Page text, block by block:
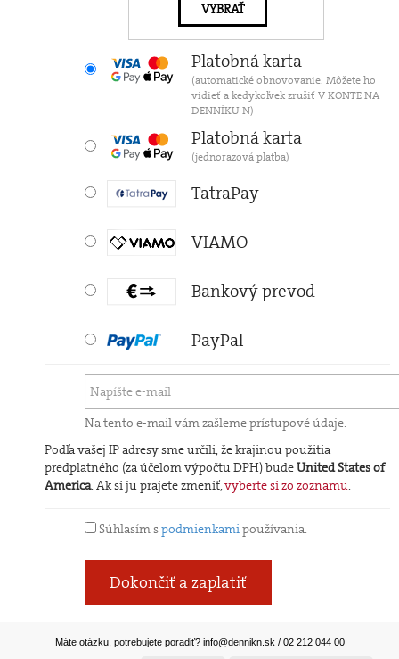
VYBRAŤ
Platobná karta
(automatické obnovovanie. Môžete ho
vidieť a kedykoľvek zrušiť V KONTE NA
DENNÍKU N)
Platobná karta
(jednorazová platba)
TatraPay
VIAMO
Bankový prevod
PayPal
Na tento e-mail vám zašleme prístupové údaje.
Podľa vašej IP adresy sme určili, že krajinou použitia
predplatného (za účelom výpočtu DPH) budeUnited States of
America. Ak si ju prajete zmeniť,vyberte si zo zoznamu.
Súhlasím spodmienkamipoužívania.
Dokončiť a zaplatiť
Máte otázku, potrebujete poradiť? info@dennikn.sk / 02 212 044 00